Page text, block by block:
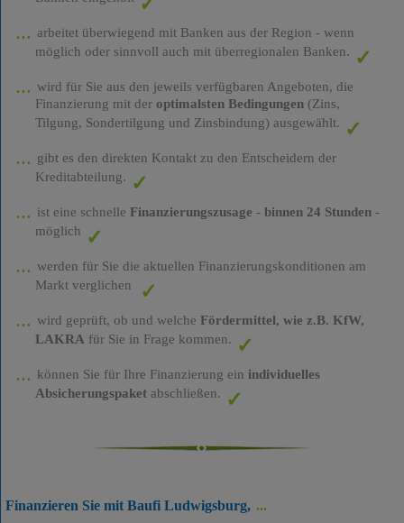
arbeitet überwiegend mit Banken aus der Region - wenn
möglich oder sinnvoll auch mit überregionalen Banken.
wird für Sie aus den jeweils verfügbaren Angeboten, die
Finanzierung mit der optimalsten Bedingungen(Zins,
Tilgung, Sondertilgung und Zinsbindung) ausgewählt.
gibt es den direkten Kontakt zu den Entscheidern der
Kreditabteilung.
ist eine schnelle Finanzierungszusage - binnen 24 Stunden-
möglich
werden für Sie die aktuellen Finanzierungskonditionen am
Markt verglichen
wird geprüft, ob und welche Fördermittel, wie z.B. KfW,
LAKRA für Sie in Frage kommen.
können Sie für Ihre Finanzierung ein individuelles
Absicherungspaketabschließen.
Finanzieren Sie mit Baufi Ludwigsburg,